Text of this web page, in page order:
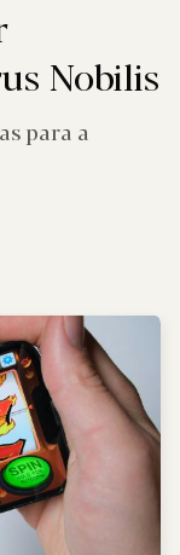
Nobilis
para a